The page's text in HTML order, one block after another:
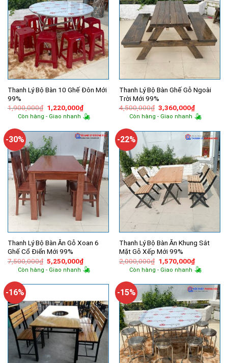
Thanh Lý Bộ Bàn 10 Ghế Đôn Mới
99%
1,900,000₫ Giá
gốc
là:
1,220,000₫Giá
hiện
tại
1,220,000₫.
Còn hàng - Giao nhanh
Thanh Lý Bộ Bàn Ghế Gỗ Ngoài
Trời Mới 99%
4,500,000₫ Giá
gốc
là:
3,360,000₫Giá
hiện
tại
Còn hàng - Giao nhanh
-30%
Thanh Lý Bộ Bàn Ăn Gỗ Xoan 6
Ghế Cổ Điển Mới 99%
7,500,000₫ Giá
gốc
là:
5,250,000₫Giá
hiện
tại
5,250,000₫.
Còn hàng - Giao nhanh
-22%
Thanh Lý Bộ Bàn Ăn Khung Sắt
Mặt Gỗ Xếp Mới 99%
2,000,000₫ Giá
gốc
là:
1,570,000₫Giá
hiện
tại
Còn hàng - Giao nhanh
-16% -15%